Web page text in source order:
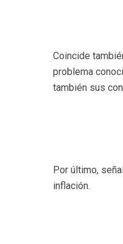
Coincide
problema
también sus
Por último,
inflación.